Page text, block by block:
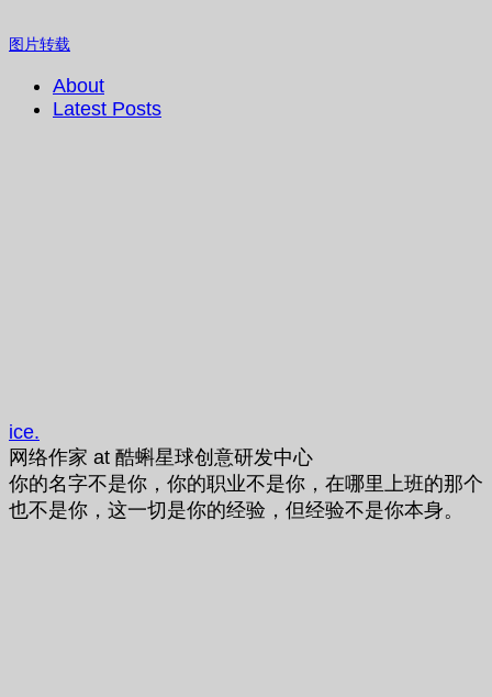
图片转载
About
Latest Posts
ice.
网络作家 at 酷蝌星球创意研发中心
你的名字不是你，你的职业不是你，在哪里上班的那个
也不是你，这一切是你的经验，但经验不是你本身。